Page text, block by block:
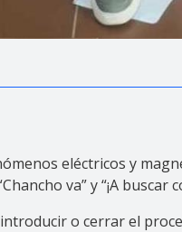
eléctricos y
va” y “¡A buscar
o cerrar el